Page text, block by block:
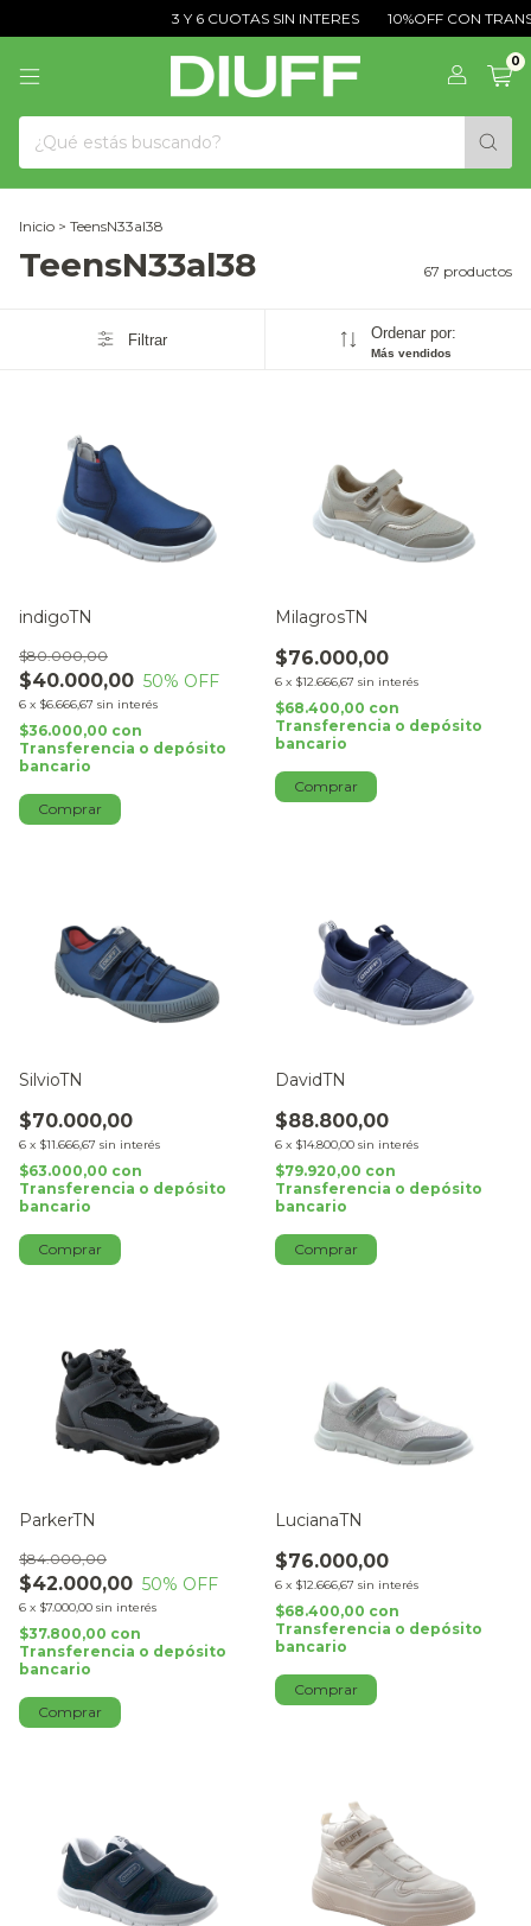
3 Y 6 CUOTAS SIN INTERES 10%OFF CON TRANSFERENCIA
0
Inicio > TeensN33al38
TeensN33al38 67 productos
Filtrar Ordenar por:
Más vendidos
indigoTN
$40.000,00
$80.000,00
50% OFF
6 x $6.666,67 sin interés
$36.000,00 con
Transferencia o depósito
bancario
Comprar
MilagrosTN
$76.000,00
6 x $12.666,67 sin interés
$68.400,00 con
Transferencia o depósito
bancario
Comprar
SilvioTN
$70.000,00
6 x $11.666,67 sin interés
$63.000,00 con
Transferencia o depósito
bancario
Comprar
DavidTN
$88.800,00
6 x $14.800,00 sin interés
$79.920,00 con
Transferencia o depósito
bancario
Comprar
ParkerTN
$42.000,00
$84.000,00
50% OFF
6 x $7.000,00 sin interés
$37.800,00 con
Transferencia o depósito
bancario
Comprar
LucianaTN
$76.000,00
6 x $12.666,67 sin interés
$68.400,00 con
Transferencia o depósito
bancario
Comprar